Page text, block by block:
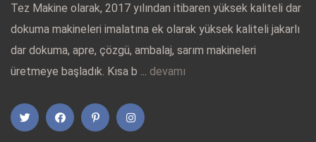
Tez Makine olarak, 2017 yılından itibaren yüksek kaliteli dar
dokuma makineleri imalatına ek olarak yüksek kaliteli jakarlı
dar dokuma, apre, çözgü, ambalaj, sarım makineleri
üretmeye başladık. Kısa b ... devamı